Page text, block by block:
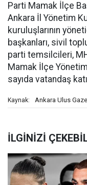
Parti Mamak İlçe
Ankara İl Yönetim
kuruluşlarının
başkanları, sivil
parti temsilcileri,
Mamak İlçe
sayıda vatandaş
Kaynak: Ankara Ulus